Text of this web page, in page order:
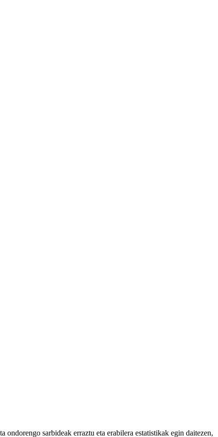
sarbideak erraztu eta erabilera estatistikak egin daitezen,